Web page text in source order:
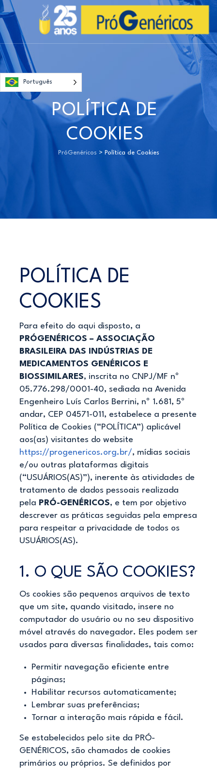
POLÍTICA DE
COOKIES
PróGenéricos > Política de Cookies
POLÍTICA DE
COOKIES
Para efeito do aqui disposto, a
PRÓGENÉRICOS – ASSOCIAÇÃO
BRASILEIRA DAS INDÚSTRIAS DE
MEDICAMENTOS GENÉRICOS E
BIOSSIMILARES, inscrita no CNPJ/MF nº
05.776.298/0001-40, sediada na Avenida
Engenheiro Luís Carlos Berrini, nº 1.681, 5º
andar, CEP 04571-011, estabelece a presente
Política de Cookies (“POLÍTICA”) aplicável
aos(as) visitantes do website
https://progenericos.org.br/, mídias sociais
e/ou outras plataformas digitais
(“USUÁRIOS(AS)”), inerente às atividades de
tratamento de dados pessoais realizada
pela PRÓ-GENÉRICOS, e tem por objetivo
descrever as práticas seguidas pela empresa
para respeitar a privacidade de todos os
USUÁRIOS(AS).
1. O QUE SÃO COOKIES?
Os cookies são pequenos arquivos de texto
que um site, quando visitado, insere no
computador do usuário ou no seu dispositivo
móvel através do navegador. Eles podem ser
usados para diversas finalidades, tais como:
Permitir navegação eficiente entre
páginas;
Habilitar recursos automaticamente;
Lembrar suas preferências;
Tornar a interação mais rápida e fácil.
Se estabelecidos pelo site da PRÓ-
GENÉRICOS, são chamados de cookies
primários ou próprios. Se definidos por
Português